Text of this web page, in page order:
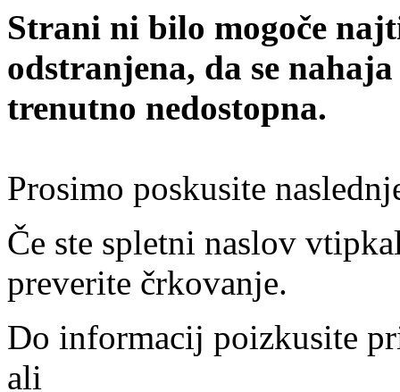
Strani ni bilo mogoče
odstranjena, da se
trenutno nedostopna.
Prosimo poskusite
Če ste spletni naslov
preverite črkovanje.
Do informacij poizkusite
ali